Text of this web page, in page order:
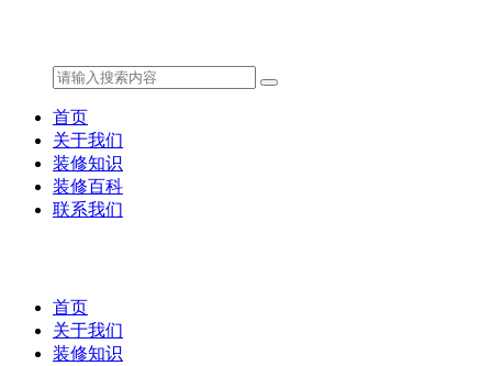
首页
关于我们
装修知识
装修百科
联系我们
首页
关于我们
装修知识